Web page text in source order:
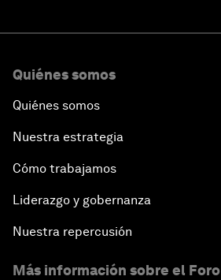
Quiénes somos
Quiénes somos
Nuestra estrategia
Cómo trabajamos
Liderazgo y gobernanza
Nuestra repercusión
Más información sobre el Foro